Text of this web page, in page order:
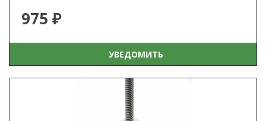
975 ₽
УВЕДОМИТЬ